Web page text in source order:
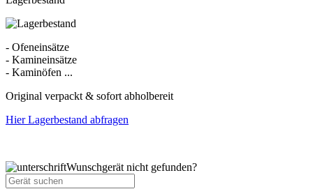
- Ofeneinsätze
- Kamineinsätze
- Kaminöfen ...
Original verpackt & sofort abholbereit
Hier Lagerbestand abfragen
Wunschgerät nicht gefunden?